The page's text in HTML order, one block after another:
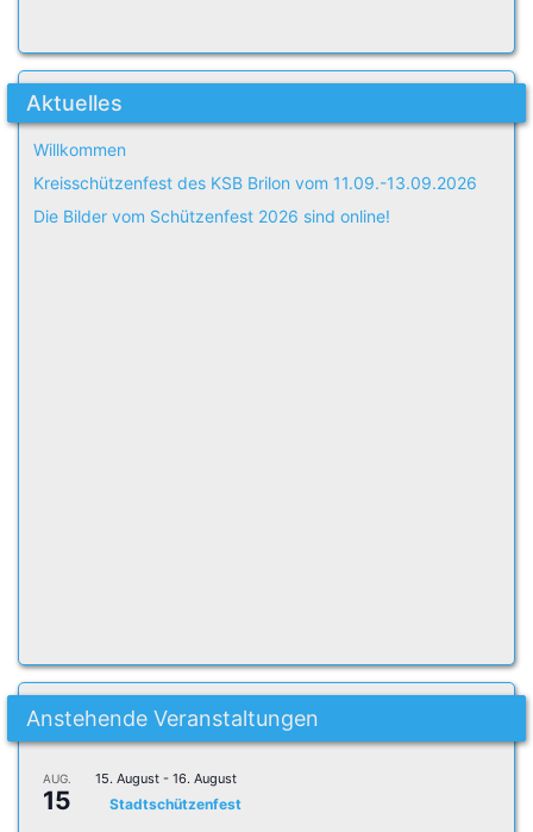
Aktuelles
Willkommen
Kreisschützenfest des KSB Brilon vom 11.09.-13.09.2026
Die Bilder vom Schützenfest 2026 sind online!
Anstehende Veranstaltungen
AUG.
15
15. August - 16. August
Stadtschützenfest